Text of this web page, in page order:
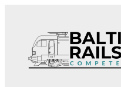
springen